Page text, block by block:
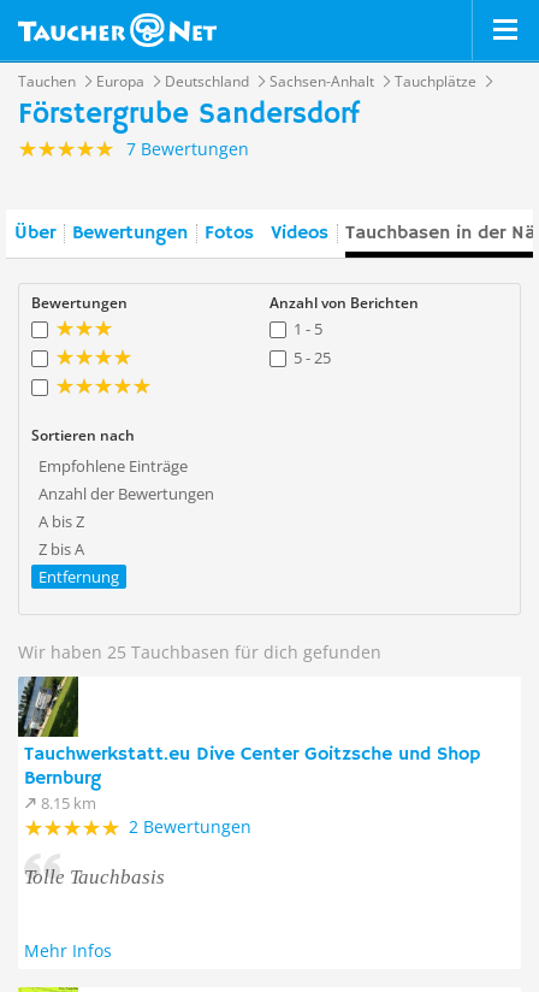
Tauchen Europa Deutschland Sachsen-Anhalt Tauchplätze
Förstergrube Sandersdorf
7 Bewertungen
Über Bewertungen Fotos Videos Tauchbasen in der
Bewertungen Anzahl von Berichten
1 - 5
5 - 25
Sortieren nach
Empfohlene Einträge
Anzahl der Bewertungen
A bis Z
Z bis A
Entfernung
Wir haben 25 Tauchbasen für dich gefunden
Tauchwerkstatt.eu Dive Center Goitzsche und Shop
Bernburg
8.15 km
2 Bewertungen
Tolle Tauchbasis
Mehr Infos